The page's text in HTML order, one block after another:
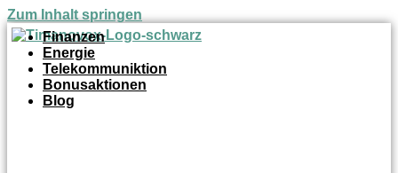
Zum Inhalt springen
Finanzen
Energie
Telekommuniktion
Bonusaktionen
Blog